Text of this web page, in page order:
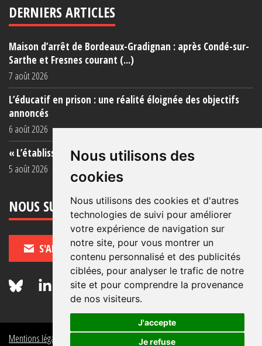
Nous utilisons des
cookies
Nous utilisons des cookies et d'autres
technologies de suivi pour améliorer
votre expérience de navigation sur
notre site, pour vous montrer un
contenu personnalisé et des publicités
ciblées, pour analyser le trafic de notre
site et pour comprendre la provenance
de nos visiteurs.
J'accepte
Je refuse
DERNIERS ARTICLES
Maison d’arrêt de Bordeaux-Gradignan : après Condé-sur-
Sarthe et Fresnes courant (...)
7 août 2026
L’éducatif en prison : une réalité éloignée des objectifs
annoncés
6 août 2026
« L’établissement est une porcherie totale »
5 août 2026
NOUS SUIVRE
S'ABONNER
Mentions légales
Politique de données personnelles